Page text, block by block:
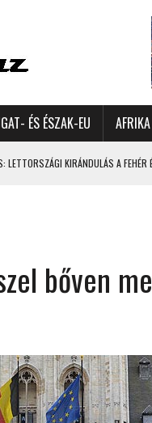
ÉS ÉSZAK-EU AFRIKA
LETTORSZÁGI KIRÁNDULÁS A
– AKÁR HÓ NÉLKÜL IS ÜNNEPLŐBEN
MOLDOVAI KIRÁNDULÁS
SZIGETEI I. – SEYCHELLE-
A HEGYEKET JÁRVA – 2017
ÉS GLECCSEREK ORSZÁGÁBAN –
DIGITÁLIS NOMÁDOK SZÁMÁRA
bőven